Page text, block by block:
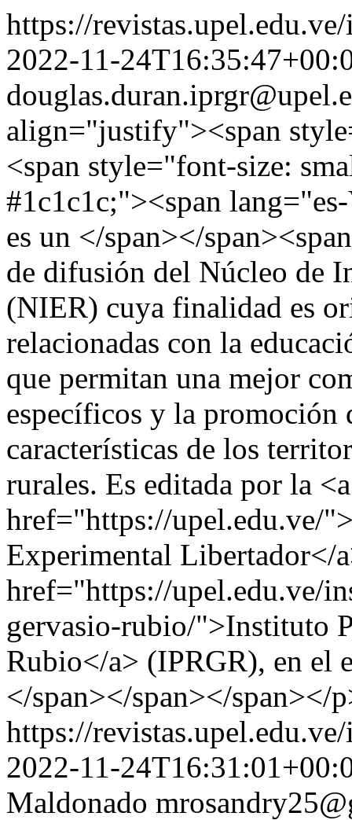
https://
2022-11-
align="justify"><span
<span style="font-size:
#1c1c1c;"><span
es un </span></
de difusión del Núcleo de
(NIER) cuya finalidad es
relacionadas con la
que permitan una mejor
específicos y la promoción
características de los
rurales. Es editada por la <a
href="https://upel.edu.ve/
Experimental Libertador</
href="https://upel.edu.ve/
gervasio-rubio/">Instituto
Rubio</a> (IPRGR), en el
</span></span></span></
https://
2022-11-
Maldonado